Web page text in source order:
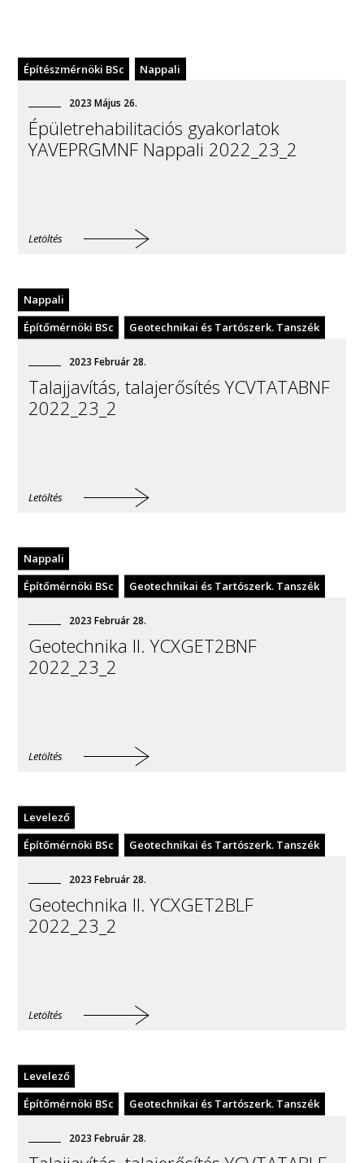
Építészmérnöki BSc Nappali
2023 Május 26.
Épületrehabilitaciós gyakorlatok
YAVEPRGMNF Nappali 2022_23_2
Letöltés
Építőmérnöki BSc Geotechnikai és Tartószerk. Tanszék
Nappali
2023 Február 28.
Talajjavítás, talajerősítés YCVTATABNF
2022_23_2
Letöltés
Építőmérnöki BSc Geotechnikai és Tartószerk. Tanszék
Nappali
2023 Február 28.
Geotechnika II. YCXGET2BNF
2022_23_2
Letöltés
Építőmérnöki BSc Geotechnikai és Tartószerk. Tanszék
Levelező
2023 Február 28.
Geotechnika II. YCXGET2BLF
2022_23_2
Letöltés
Építőmérnöki BSc Geotechnikai és Tartószerk. Tanszék
Levelező
2023 Február 28.